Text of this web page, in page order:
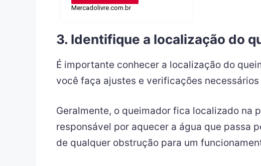
Mercadolivre.com.br
3. Identifique a localização do
É importante conhecer a localização do
você faça ajustes e verificações
Geralmente, o queimador fica localizado na
responsável por aquecer a água que passa
de qualquer obstrução para um